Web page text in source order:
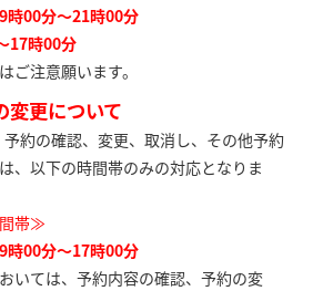
時00分～21時00分
17時00分
ご注意願います。
変更について
約の確認、変更、取消し、その他予約
、以下の時間帯のみの対応となりま
帯≫
00分～17時00分
いては、予約内容の確認、予約の変